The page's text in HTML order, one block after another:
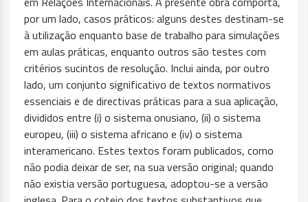
por um lado, casos práticos: alguns destes destinam-se
à utilização enquanto base de trabalho para simulações
em aulas práticas, enquanto outros são testes com
critérios sucintos de resolução. Inclui ainda, por outro
lado, um conjunto significativo de textos normativos
essenciais e de directivas práticas para a sua aplicação,
divididos entre (i) o sistema onusiano, (ii) o sistema
europeu, (iii) o sistema africano e (iv) o sistema
interamericano. Estes textos foram publicados, como
não podia deixar de ser, na sua versão original; quando
não existia versão portuguesa, adoptou-se a versão